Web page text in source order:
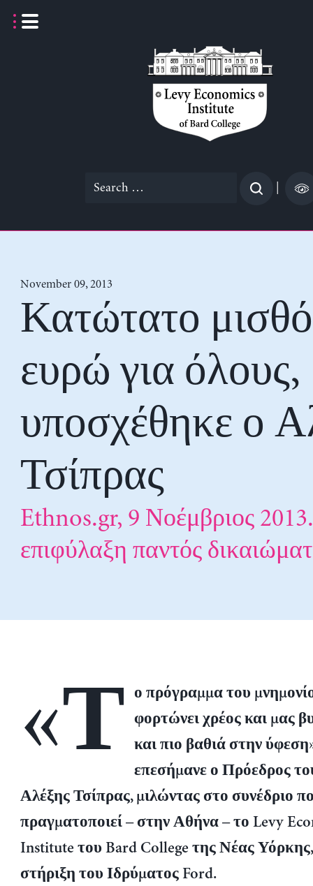
Search
November 09, 2013
Κατώτατο
ευρώ για όλους,
υποσχέθηκε ο
Τσίπρας
Ethnos.gr, 9 Νοέμβριος
επιφύλαξη παντός
«Τ
ο πρόγραμμα του
φορτώνει χρέος και μας
και πιο βαθιά στην
επεσήμανε ο Πρόεδρος
Αλέξης Τσίπρας, μιλώντας στο συνέδριο
πραγματοποιεί – στην Αθήνα – το Levy
Institute του Bard College της Νέας
στήριξη του Ιδρύματος Ford.